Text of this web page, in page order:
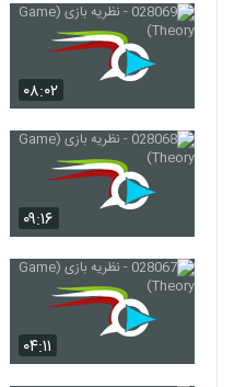
۴۷۳ بازدید
43
(Complex Analytics)
(Complex Analytics)
۴۷۹ بازدید
۰۸:۰۲
۰۹:۱۶
۰۴:۱۱